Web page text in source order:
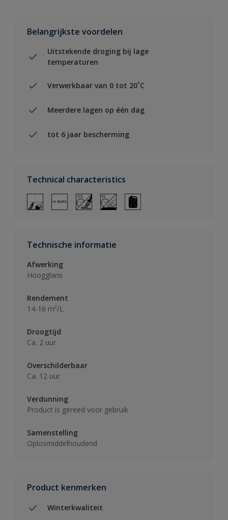
Belangrijkste voordelen
Uitstekende droging bij lage
temperaturen
Verwerkbaar van 0 tot 20˚C
Meerdere lagen op één dag
tot 6 jaar bescherming
Technical characteristics
Technische informatie
Afwerking
Hoogglans
Rendement
14-16 m²/L
Droogtijd
Ca. 2 uur
Overschilderbaar
Ca. 12 uur
Verdunning
Product is gereed voor gebruik
Samenstelling
Oplosmiddelhoudend
Product kenmerken
Winterkwaliteit